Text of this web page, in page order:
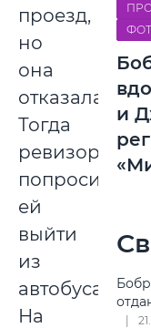
проезд,
но
она
отказалась.
Тогда
ревизоры
попросили
ей
выйти
из
автобуса.
На
и